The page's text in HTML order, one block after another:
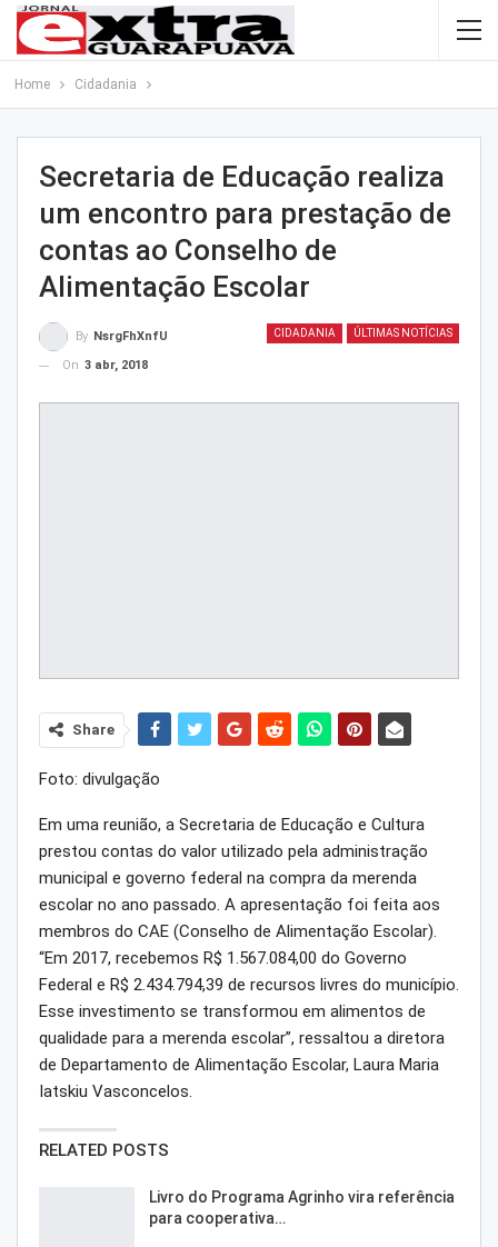
Home Cidadania
Secretaria de Educação realiza
um encontro para prestação de
contas ao Conselho de
Alimentação Escolar
CIDADANIA ÚLTIMAS NOTÍCIAS
By NsrgFhXnfU
On 3 abr, 2018
Share
Foto: divulgação
Em uma reunião, a Secretaria de Educação e Cultura
prestou contas do valor utilizado pela administração
municipal e governo federal na compra da merenda
escolar no ano passado. A apresentação foi feita aos
membros do CAE (Conselho de Alimentação Escolar).
“Em 2017, recebemos R$ 1.567.084,00 do Governo
Federal e R$ 2.434.794,39 de recursos livres do município.
Esse investimento se transformou em alimentos de
qualidade para a merenda escolar”, ressaltou a diretora
de Departamento de Alimentação Escolar, Laura Maria
Iatskiu Vasconcelos.
RELATED POSTS
Livro do Programa Agrinho vira referência
para cooperativa…